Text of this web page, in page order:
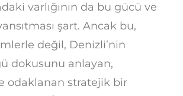
varlığının da bu gücü ve
şart. Ancak bu,
değil, Denizli’nin
dokusunu anlayan,
odaklanan stratejik bir